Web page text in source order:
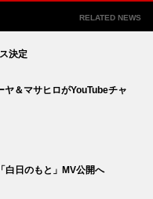
RELATED NEWS
決定
＆マサヒロがYouTubeチャ
白日のもと」MV公開へ